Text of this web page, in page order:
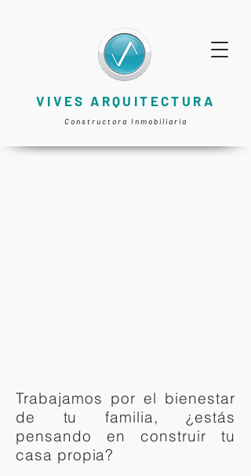
VIVES ARQUITECTURA
Constructora Inmobiliaria
Trabajamos por el bienestar
de tu familia, ¿estás
pensando en construir tu
casa propia?